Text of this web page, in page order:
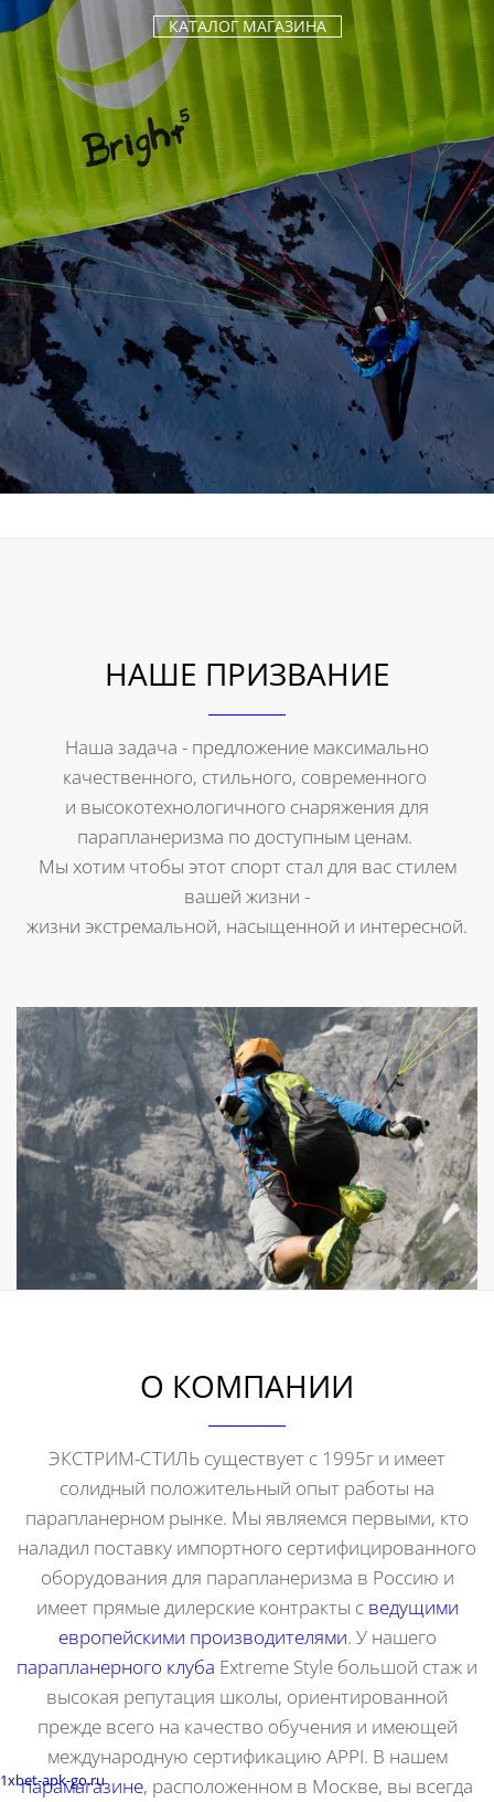
1xbet-apk-go.ru
КАТАЛОГ МАГАЗИНА
НАШЕ ПРИЗВАНИЕ
Наша задача - предложение максимально
качественного, стильного, современного
и высокотехнологичного снаряжения для
парапланеризма по доступным ценам.
Мы хотим чтобы этот спорт стал для вас стилем
вашей жизни -
жизни экстремальной, насыщенной и интересной.
О КОМПАНИИ
ЭКСТРИМ-СТИЛЬ существует с 1995г и имеет
солидный положительный опыт работы на
парапланерном рынке. Мы являемся первыми, кто
наладил поставку импортного сертифицированного
оборудования для парапланеризма в Россию и
имеет прямые дилерские контракты с ведущими
европейскими производителями. У нашего
парапланерного клуба Extreme Style большой стаж и
высокая репутация школы, ориентированной
прежде всего на качество обучения и имеющей
международную сертификацию APPI. В нашем
парамагазине, расположенном в Москве, вы всегда